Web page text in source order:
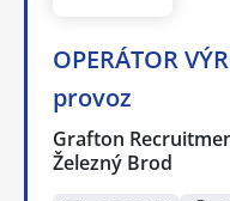
OPERÁTOR
provoz
Grafton
Železný Brod